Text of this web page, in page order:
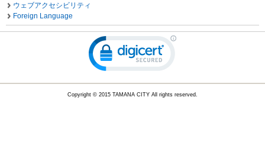
ウェブアクセシビリティ
Foreign Language
Copyright © 2015 TAMANA CITY All rights reserved.